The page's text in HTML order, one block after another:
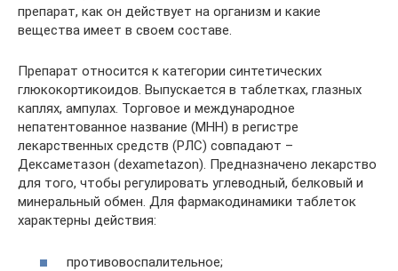
препарат, как он действует на организм и какие
вещества имеет в своем составе.
Препарат относится к категории синтетических
глюкокортикоидов. Выпускается в таблетках, глазных
каплях, ампулах. Торговое и международное
непатентованное название (МНН) в регистре
лекарственных средств (РЛС) совпадают –
Дексаметазон (dexametazon). Предназначено лекарство
для того, чтобы регулировать углеводный, белковый и
минеральный обмен. Для фармакодинамики таблеток
характерны действия:
противовоспалительное;